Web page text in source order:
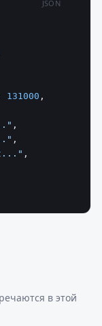
JSON
131000 ,
,
,
,
в этой